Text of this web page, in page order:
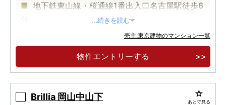
地下鉄東山線・桜通線1番出入口名古屋駅徒歩6
ノリタケの森徒歩7分／イオンモール徒歩9分
...続きを読む
売主:東京建物のマンション一覧
物件エントリーする
Brillia 岡山中山下 あとで見る